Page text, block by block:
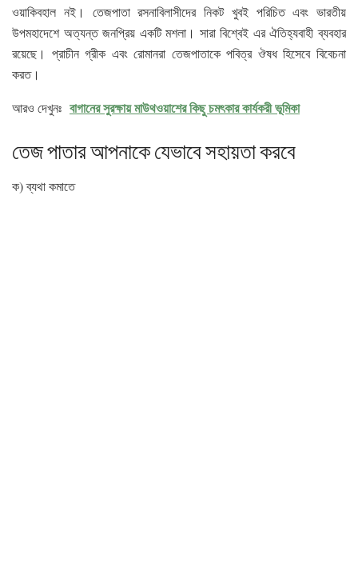
ওয়াকিবহাল নই। তেজপাতা রসনাবিলাসীদের নিকট খুবই পরিচিত এবং ভারতীয়
উপমহাদেশে অত্যন্ত জনপ্রিয় একটি মশলা। সারা বিশ্বেই এর ঐতিহ্যবাহী ব্যবহার
রয়েছে। প্রাচীন গ্রীক এবং রোমানরা তেজপাতাকে পবিত্র ঔষধ হিসেবে বিবেচনা
করত।
আরও দেখুনঃ বাগানের সুরক্ষায় মাউথওয়াশের কিছু চমৎকার কার্যকরী ভূমিকা
তেজ পাতার আপনাকে যেভাবে সহায়তা করবে
ক) ব্যথা কমাতে